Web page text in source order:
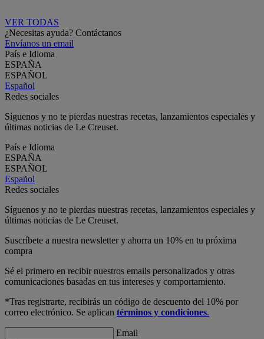
VER TODAS
¿Necesitas ayuda? Contáctanos
Envíanos un email
País e Idioma
ESPAÑA
ESPAÑOL
Español
Redes sociales
Síguenos y no te pierdas nuestras recetas, lanzamientos especiales y
últimas noticias de Le Creuset.
País e Idioma
ESPAÑA
ESPAÑOL
Español
Redes sociales
Síguenos y no te pierdas nuestras recetas, lanzamientos especiales y
últimas noticias de Le Creuset.
Suscríbete a nuestra newsletter y ahorra un 10% en tu próxima
compra
Sé el primero en recibir nuestros emails personalizados y otras
comunicaciones basadas en tus intereses y comportamiento.
*Tras registrarte, recibirás un código de descuento del 10% por
correo electrónico. Se aplican términos y condiciones.
Email